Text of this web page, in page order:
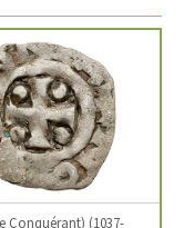
Conquérant) (1037-